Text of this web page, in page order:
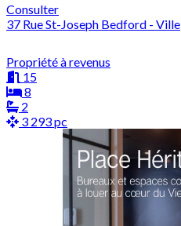
Consulter
37 Rue St-Joseph Bedford - Ville
Propriété à revenus
15
8
2
3 293 pc